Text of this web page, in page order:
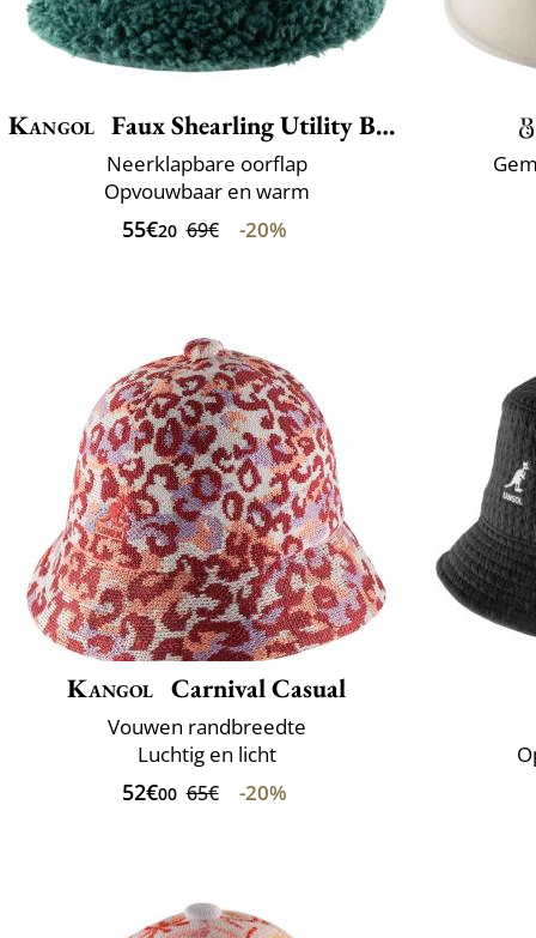
Kangol Faux Shearling Utility Bucket
Neerklapbare oorflap
Opvouwbaar en warm
55€20 69€ -20%
Kangol Carnival Casual
Vouwen randbreedte
Luchtig en licht
52€00 65€ -20%